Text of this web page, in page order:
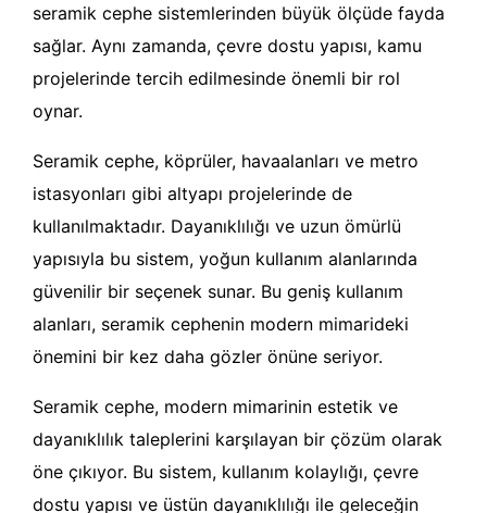
seramik cephe sistemlerinden büyük ölçüde fayda
sağlar. Aynı zamanda, çevre dostu yapısı, kamu
projelerinde tercih edilmesinde önemli bir rol
oynar.
Seramik cephe, köprüler, havaalanları ve metro
istasyonları gibi altyapı projelerinde de
kullanılmaktadır. Dayanıklılığı ve uzun ömürlü
yapısıyla bu sistem, yoğun kullanım alanlarında
güvenilir bir seçenek sunar. Bu geniş kullanım
alanları, seramik cephenin modern mimarideki
önemini bir kez daha gözler önüne seriyor.
Seramik cephe, modern mimarinin estetik ve
dayanıklılık taleplerini karşılayan bir çözüm olarak
öne çıkıyor. Bu sistem, kullanım kolaylığı, çevre
dostu yapısı ve üstün dayanıklılığı ile geleceğin